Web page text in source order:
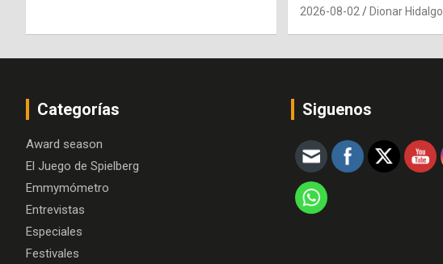
2026-08-02 Dionar Hidalgo
Categorías
Award season
El Juego de Spielberg
Emmymómetro
Entrevistas
Especiales
Festivales
Siguenos